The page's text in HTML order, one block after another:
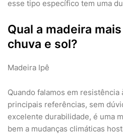
esse tipo específico tem uma
Qual a madeira
chuva e sol?
Madeira Ipê
Quando falamos em resistência
principais referências, sem
excelente durabilidade, é uma
bem a mudanças climáticas